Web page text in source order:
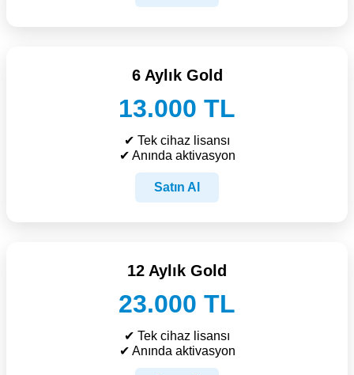
6 Aylık Gold
13.000 TL
✔ Tek cihaz lisansı
✔ Anında aktivasyon
Satın Al
12 Aylık Gold
23.000 TL
✔ Tek cihaz lisansı
✔ Anında aktivasyon